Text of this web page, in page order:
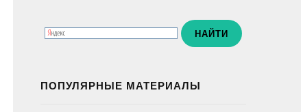
ПОПУЛЯРНЫЕ МАТЕРИАЛЫ